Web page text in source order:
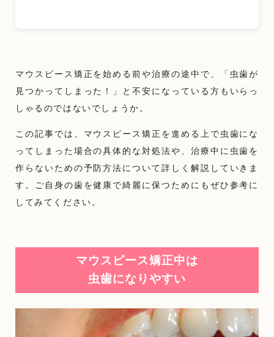
マウスピース矯正を始める前や治療の途中で、「虫歯が
見つかってしまった！」と不安になっている方もいらっ
しゃるのではないでしょうか。
この記事では、マウスピース矯正を進める上で虫歯にな
ってしまった場合の具体的な対処法や、治療中に虫歯を
作らないための予防方法について詳しく解説していきま
す。ご自身の歯を健康で綺麗に保つためにもぜひ参考に
してみてください。
マウスピース矯正中は
虫歯になりやすい